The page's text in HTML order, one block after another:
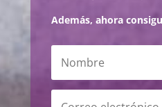
Además, ahora